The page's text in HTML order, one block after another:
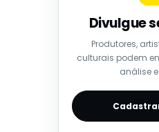
Divulgue
Produtores,
culturais podem
análise